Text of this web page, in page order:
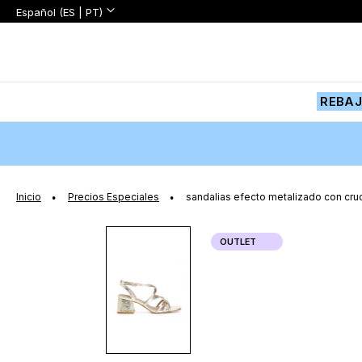
Lenguaje
Lenguaje:
Español (ES | PT)
Inicio Precios Especiales sandalias efecto metalizado con
de
de
OUTLET